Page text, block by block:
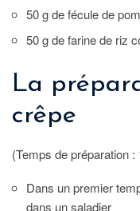
50 g de fécule de
50 g de farine de riz
La
crêpe
(Temps de préparation :
Dans un premier
dans un saladier